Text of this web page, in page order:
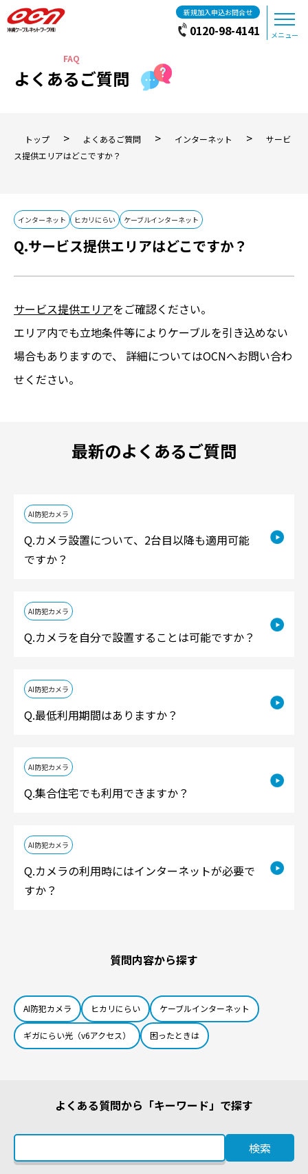
新規加入申込お問合せ
0120-98-4141 メニュー
よくあるご質問
トップ > よくあるご質問 > インターネット >
サービ
ス提供エリアはどこですか？
インターネット ヒカリにらい ケーブルインターネット
サービス提供エリアはどこですか？
サービス提供エリアをご確認ください。
エリア内でも立地条件等によりケーブルを引き込めない
場合もありますので、 詳細についてはOCNへお問い合わ
せください。
最新のよくあるご質問
AI防犯カメラ
カメラ設置について、2台目以降も適用可能
ですか？
AI防犯カメラ
カメラを自分で設置することは可能ですか？
AI防犯カメラ
最低利用期間はありますか？
AI防犯カメラ
集合住宅でも利用できますか？
AI防犯カメラ
カメラの利用時にはインターネットが必要で
すか？
質問内容から探す
AI防犯カメラ ヒカリにらい ケーブルインターネット
ギガにらい光（v6アクセス） 困ったときは
よくある質問から「キーワード」で探す
検索